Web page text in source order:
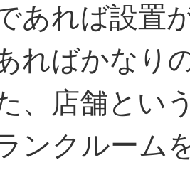
あれば設置
ればかなり
、店舗とい
ンクルーム